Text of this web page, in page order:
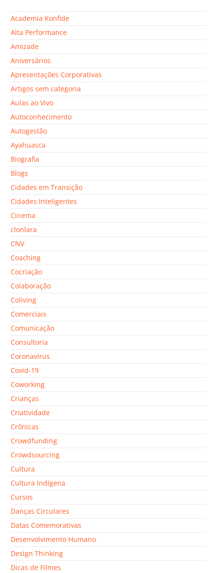
Academia Konfide
Alta Performance
Amizade
Aniversários
Apresentações Corporativas
Artigos sem categoria
Aulas ao Vivo
Autoconhecimento
Autogestão
Ayahuasca
Biografia
Blogs
Cidades em Transição
Cidades Inteligentes
Cinema
clonlara
CNV
Coaching
Cocriação
Colaboração
Coliving
Comerciais
Comunicação
Consultoria
Coronavírus
Covid-19
Coworking
Crianças
Criatividade
Crônicas
Crowdfunding
Crowdsourcing
Cultura
Cultura Indígena
Cursos
Danças Circulares
Datas Comemorativas
Desenvolvimento Humano
Design Thinking
Dicas de Filmes